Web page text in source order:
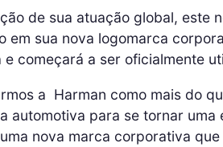
de sua atuação global, este
em sua nova logomarca
e começará a ser oficialmente
a Harman como mais do
automotiva para se tornar
nova marca corporativa